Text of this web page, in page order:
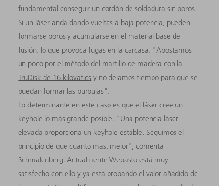
fundamental conseguir un cordón de soldadura sin poros.
Si un láser anda dando vueltas a baja potencia, pueden
formarse poros y acumularse en el material base de
fusión, lo que provoca fugas en la carcasa. "Apostamos
un poco por el método del martillo de madera con la
TruDisk de 16 kilovatios y no dejamos tiempo para que se
puedan formar las burbujas".
Lo determinante en este caso es que el láser cree un
keyhole lo más grande posible. "Una potencia láser
elevada proporciona un keyhole estable. Seguimos el
principio de que cuanto mas, mejor", comenta
Schmalenberg. Actualmente Webasto está muy
satisfecho con ello y ya está probando el valor añadido de